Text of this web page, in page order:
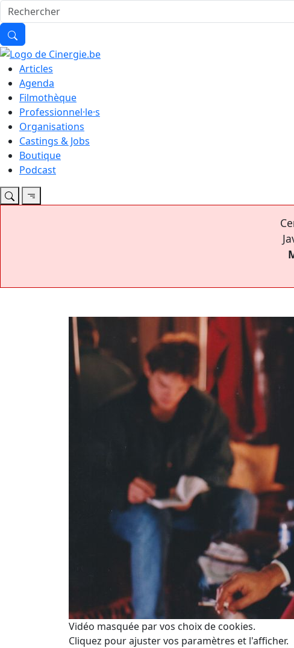
Articles
Agenda
Filmothèque
Professionnel·le·s
Organisations
Castings & Jobs
Boutique
Podcast
Vidéo masquée par vos choix de cookies.
Cliquez pour ajuster vos paramètres et l'afficher.